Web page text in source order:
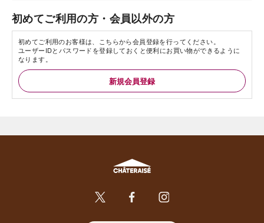
初めてご利用の方・会員以外の方
初めてご利用のお客様は、こちらから会員登録を行ってください。
ユーザーIDとパスワードを登録しておくと便利にお買い物ができるように
なります。